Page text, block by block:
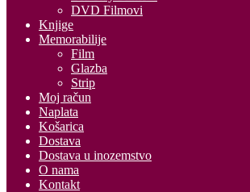
DVD Filmovi
Knjige
Memorabilije
Film
Glazba
Strip
Moj račun
Naplata
Košarica
Dostava
Dostava u inozemstvo
O nama
Kontakt